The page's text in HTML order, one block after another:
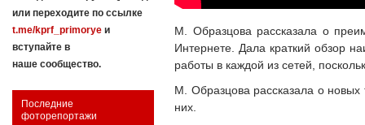
или переходите по ссылке
t.me/kprf_primorye и
вступайте в
наше сообщество.
Последние
фоторепортажи
М. Образцова рассказала о
Интернете. Дала краткий обзор
работы в каждой из сетей,
М. Образцова рассказала о новых
них.